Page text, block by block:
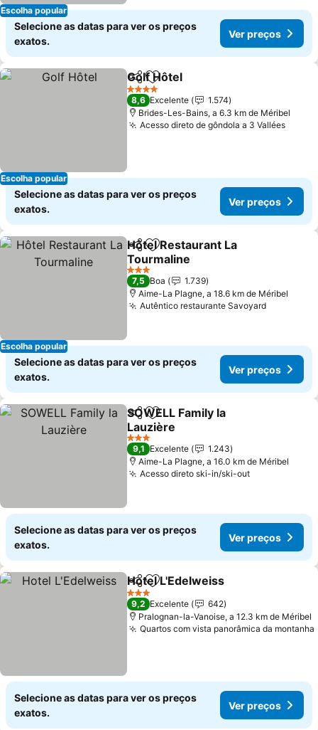
Escolha popular
Selecione as datas para ver os preços
exatos.
Ver preços
Escolha popular
PartilharAdicionar aos favoritos
Golf Hôtel
4 Estrelas
8,6 Excelente
1.574
Brides-Les-Bains, a 6.3 km de Méribel
Acesso direto de gôndola a 3 Vallées
Selecione as datas para ver os preços
exatos.
Ver preços
Escolha popular
PartilharAdicionar aos favoritos
Hôtel Restaurant La
Tourmaline
3 Estrelas
7,5 Boa
1.739
Aime-La Plagne, a 18.6 km de Méribel
Autêntico restaurante Savoyard
Selecione as datas para ver os preços
exatos.
Ver preços
PartilharAdicionar aos favoritos
SOWELL Family la
Lauzière
3 Estrelas
9,1 Excelente
1.243
Aime-La Plagne, a 16.0 km de Méribel
Acesso direto ski-in/ski-out
Selecione as datas para ver os preços
exatos.
Ver preços
PartilharAdicionar aos favoritos
Hotel L'Edelweiss
3 Estrelas
9,2 Excelente
642
Pralognan-la-Vanoise, a 12.3 km de Méribel
Quartos com vista panorâmica da montanha
Selecione as datas para ver os preços
exatos.
Ver preços